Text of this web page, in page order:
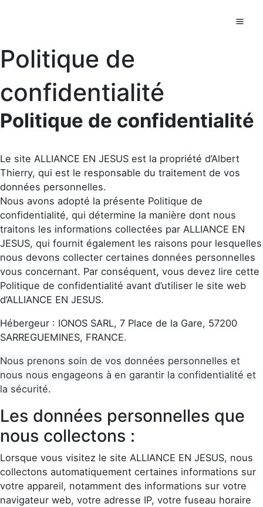
Politique de
confidentialité
Politique de confidentialité
Le site ALLIANCE EN JESUS est la propriété d’Albert
Thierry, qui est le responsable du traitement de vos
données personnelles.
Nous avons adopté la présente Politique de
confidentialité, qui détermine la manière dont nous
traitons les informations collectées par ALLIANCE EN
JESUS, qui fournit également les raisons pour lesquelles
nous devons collecter certaines données personnelles
vous concernant. Par conséquent, vous devez lire cette
Politique de confidentialité avant d’utiliser le site web
d’ALLIANCE EN JESUS.
Hébergeur : IONOS SARL, 7 Place de la Gare, 57200
SARREGUEMINES, FRANCE.
Nous prenons soin de vos données personnelles et
nous nous engageons à en garantir la confidentialité et
la sécurité.
Les données personnelles que
nous collectons :
Lorsque vous visitez le site ALLIANCE EN JESUS, nous
collectons automatiquement certaines informations sur
votre appareil, notamment des informations sur votre
navigateur web, votre adresse IP, votre fuseau horaire